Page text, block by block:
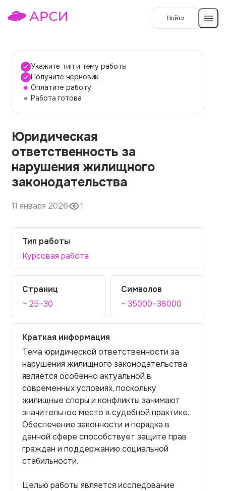
Войти
Темы работ
О сервисе
О компании
Наши гарантии
Порядок оплаты
Контакты
Укажите тип и тему работы
Получите черновик
Оплатите работу
Работа готова
Юридическая
ответственность за
нарушения жилищного
законодательства
11 января 2026 1
Тип работы
Курсовая работа
Страниц
~ 25–30
Символов
~ 35000–38000
Краткая информация
Тема юридической ответственности за
нарушения жилищного законодательства
является особенно актуальной в
современных условиях, поскольку
жилищные споры и конфликты занимают
значительное место в судебной практике.
Обеспечение законности и порядка в
данной сфере способствует защите прав
граждан и поддержанию социальной
стабильности.
Целью работы является исследование